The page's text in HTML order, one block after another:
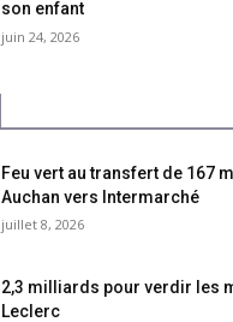
son enfant
juin 24, 2026
Feu vert au transfert de 167
Auchan vers Intermarché
juillet 8, 2026
2,3 milliards pour verdir les
Leclerc